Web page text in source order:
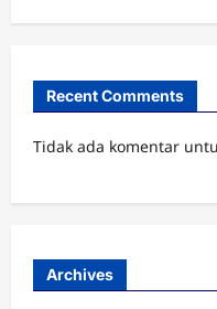
Recent Comments
Tidak ada komentar
Archives